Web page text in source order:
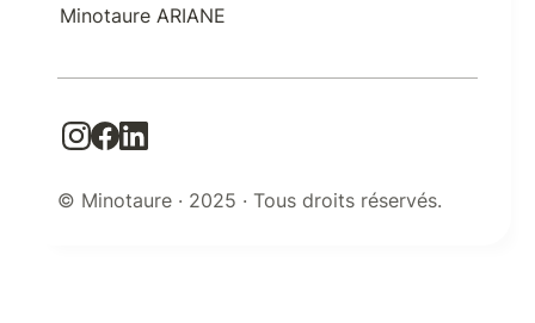
Minotaure ARIANE
© Minotaure · 2025 · Tous droits réservés.